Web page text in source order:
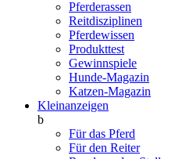
Pferderassen
Reitdisziplinen
Pferdewissen
Produkttest
Gewinnspiele
Hunde-Magazin
Katzen-Magazin
Kleinanzeigen
b
Für das Pferd
Für den Reiter